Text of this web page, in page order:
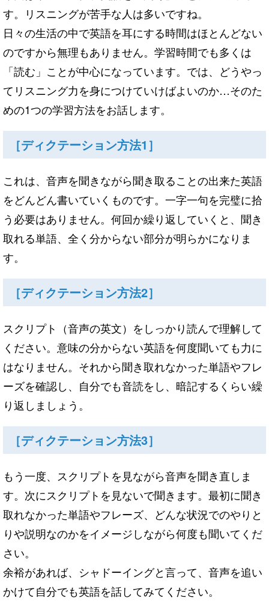
す。
リスニングが苦手な人は多いですね。
日々の生活の中で英語を耳にする時間はほとんどない
のですから無理もありません。学習時間でも多くは
「読む」 ことが中心になっています。では、 どうやっ
てリスニング力を身につけていけばよいのか…そのた
めの1つの学習方法をお話します。
［ディクテーション方法1］
これは、 音声を聞きながら聞き取ることの出来た英語
をどんどん書いていく ものです。一字一句を完璧に拾
う必要はありません。 何回か繰り返していくと、聞き
取れる単語、 全く分からない部分が明らかになりま
す。
［ディクテーション方法2］
スクリプト（音声の英文） を しっかり読んで理解して
ください。 意味の分からない英語を何度聞いても力に
はなりません。 それから聞き取れなかった単語やフレ
ーズを確認し、 自分でも音読を し、暗記するくらい繰
り返しましょう。
［ディクテーション方法3］
もう一度、スクリプト を見ながら音声を聞き直しま
す。 次にスクリプト を見ないで聞きます。 最初に聞き
取れなかった単語やフレーズ、 どんな状況でのやりと
りや説明なのかをイメージしながら何度も聞いてくだ
さい。
余裕があれば、シャドーイングと言って、 音声を追い
かけて自分でも英語を話してみてください。